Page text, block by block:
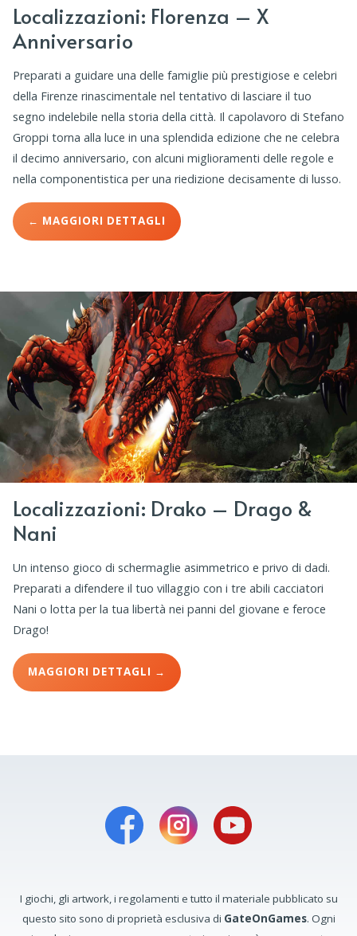
Localizzazioni: Florenza – X
Anniversario
Preparati a guidare una delle famiglie più prestigiose e celebri
della Firenze rinascimentale nel tentativo di lasciare il tuo
segno indelebile nella storia della città. Il capolavoro di Stefano
Groppi torna alla luce in una splendida edizione che ne celebra
il decimo anniversario, con alcuni miglioramenti delle regole e
nella componentistica per una riedizione decisamente di lusso.
← MAGGIORI DETTAGLI
Localizzazioni: Drako – Drago &
Nani
Un intenso gioco di schermaglie asimmetrico e privo di dadi.
Preparati a difendere il tuo villaggio con i tre abili cacciatori
Nani o lotta per la tua libertà nei panni del giovane e feroce
Drago!
MAGGIORI DETTAGLI →
I giochi, gli artwork, i regolamenti e tutto il materiale pubblicato su
questo sito sono di proprietà esclusiva di GateOnGames. Ogni